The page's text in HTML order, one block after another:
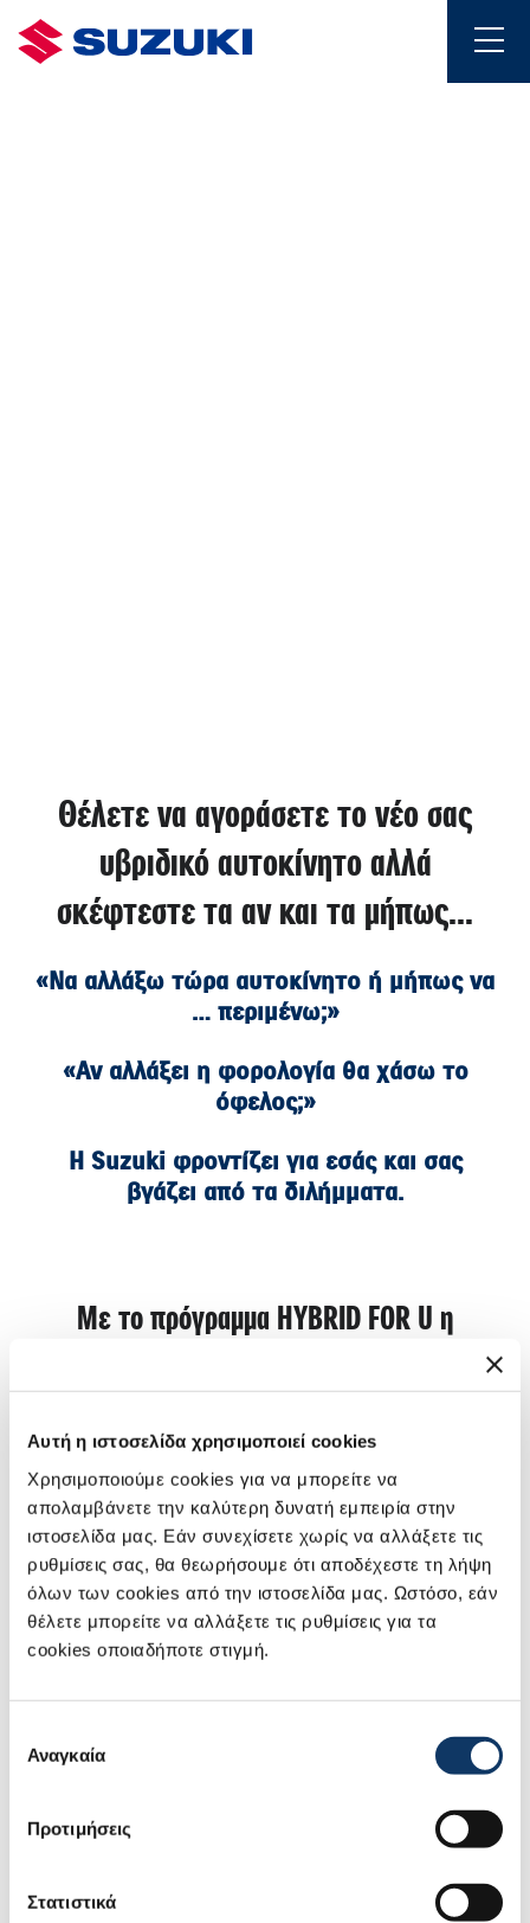
Αυτή η ιστοσελίδα χρησιμοποιεί cookies
Χρησιμοποιούμε cookies για να μπορείτε να
απολαμβάνετε την καλύτερη δυνατή εμπειρία στην
ιστοσελίδα μας. Εάν συνεχίσετε χωρίς να αλλάξετε τις
ρυθμίσεις σας, θα θεωρήσουμε ότι αποδέχεστε τη λήψη
όλων των cookies από την ιστοσελίδα μας. Ωστόσο, εάν
θέλετε μπορείτε να αλλάξετε τις ρυθμίσεις για τα
cookies οποιαδήποτε στιγμή.
συγκατάθεσης
Αναγκαία
Προτιμήσεις
Στατιστικά
Θέλετε να αγοράσετε το νέο σας
υβριδικό αυτοκίνητο αλλά
σκέφτεστε τα αν και τα μήπως…
«Να αλλάξω τώρα αυτοκίνητο ή μήπως να
… περιμένω;»
«Αν αλλάξει η φορολογία θα χάσω το
όφελος;»
Η Suzuki φροντίζει για εσάς και σας
βγάζει από τα διλήμματα.
Με το πρόγραμμα HYBRID FOR U η
απόκτηση ενός υβριδικού Suzuki γίνεται
πιο εύκολη από ποτέ.
Εσείς επιλέξτε τώρα το μοντέλο
που ταιριάζει στις ανάγκες σας και
εμείς σας προσφέρουμε δώρο
μέρος ή όλο το Τέλος Ταξινόμησης.
Μάθετε περισσότερα στο Δίκτυο